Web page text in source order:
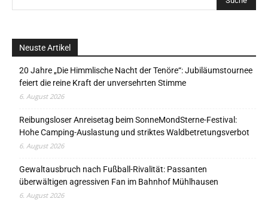
Neuste Artikel
20 Jahre „Die Himmlische Nacht der Tenöre“: Jubiläumstournee
feiert die reine Kraft der unversehrten Stimme
6. August 2026
Reibungsloser Anreisetag beim SonneMondSterne-Festival:
Hohe Camping-Auslastung und striktes Waldbetretungsverbot
6. August 2026
Gewaltausbruch nach Fußball-Rivalität: Passanten
überwältigen agressiven Fan im Bahnhof Mühlhausen
6. August 2026